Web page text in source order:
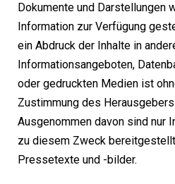
Dokumente und Darstellungen
Information zur Verfügung
ein Abdruck der Inhalte in
Informationsangeboten,
oder gedruckten Medien ist
Zustimmung des
Ausgenommen davon sind nur
zu diesem Zweck
Pressetexte und -bilder.